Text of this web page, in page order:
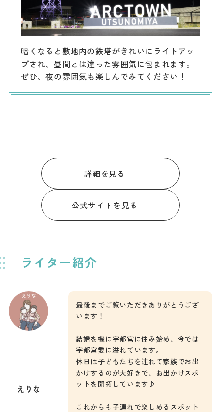
暗くなると敷地内の鉄塔がきれいにライトアッ
プされ、昼間とは違った雰囲気に包まれます。
ぜひ、夜の雰囲気も楽しんでみてください！
詳細を見る
公式サイトを見る
ライター紹介
えりな
最後までご覧いただきありがとうござ
います！
結婚を機に宇都宮に住み始め、今では
宇都宮愛に溢れています。
休日は子どもたちを連れて家族でお出
かけするのが大好きで、お出かけスポ
ットを開拓しています♪
これからも子連れで楽しめるスポット